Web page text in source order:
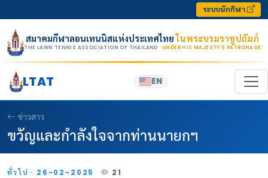
ระบบนักกีฬา
สมาคมกีฬาลอนเทนนิสแห่งประเทศไทยในพระบรมราชูปถัมภ์
THE LAWN TENNIS ASSOCIATION OF THAILAND · UNDER HIS MAJESTY’S PATRONAGE
LTAT EN
ข่าวสาร
ขวัญและกำลังใจจากท่านนายกฯ
ทั่วไป · 26-02-2025 21